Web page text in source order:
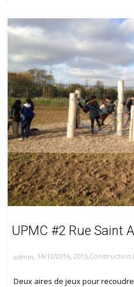
UPMC #2 Rue Saint
admin, 14/12/2016, 2015,Construction,
Deux aires de jeux pour